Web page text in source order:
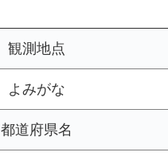
観測地点
よみがな
都道府県名